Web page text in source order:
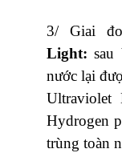
3/ Giai
Light: sau
nước lại
Ultraviolet
Hydrogen
trùng toàn